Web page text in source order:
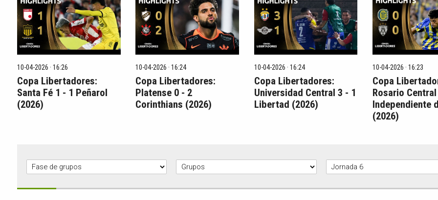
10-04-2026 · 16:26
Copa Libertadores:
Santa Fé 1 - 1 Peñarol
(2026)
10-04-2026 · 16:24
Copa Libertadores:
Platense 0 - 2
Corinthians (2026)
10-04-2026 · 16:24
Copa Libertadores:
Universidad Central 3 - 1
Libertad (2026)
10-04-2026 · 16:23
Copa
Rosario
Independiente
(2026)